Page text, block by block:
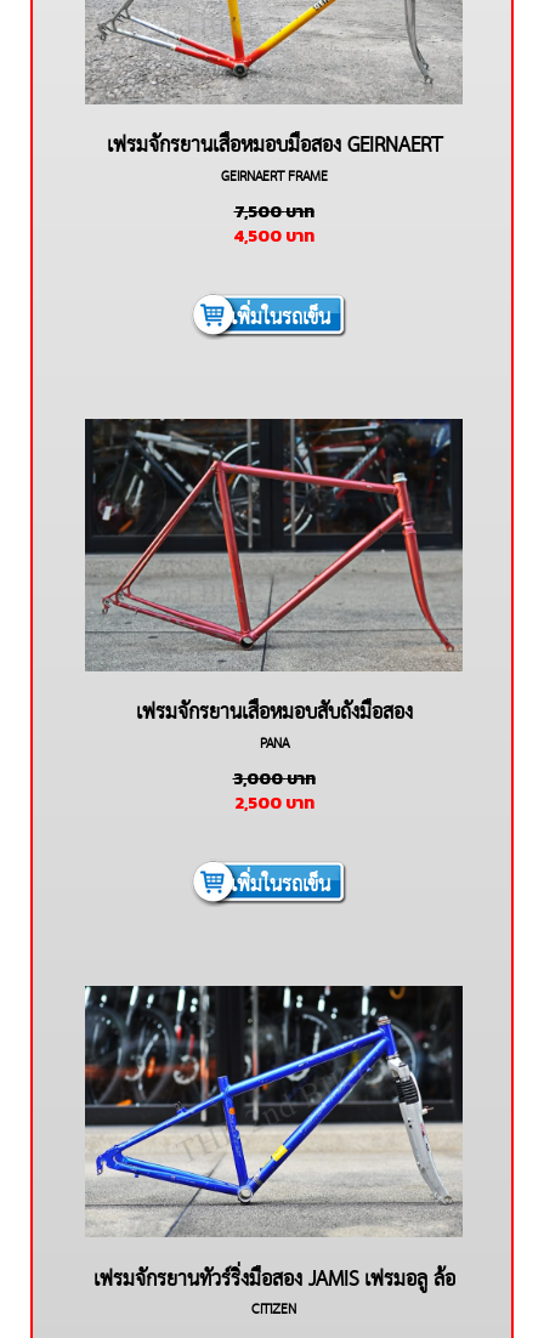
เฟรมจักรยานเสือหมอบมือสอง GEIRNAERT
เฟรม โครโมรรี่
GEIRNAERT FRAME
7,500บาท
4,500บาท
เพิ่มในรถเข็น
เฟรมจักรยานเสือหมอบสับถังมือสอง
PANASONIC
PANA
3,000บาท
2,500บาท
เพิ่มในรถเข็น
เฟรมจักรยานทัวร์ริ่งมือสอง JAMIS เฟรมอลู ล้อ
700c
CITIZEN